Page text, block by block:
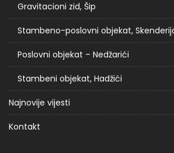
Gravitacioni zid, Šip
Stambeno-poslovni objekat,
Poslovni objekat – Nedžarići
Stambeni objekat, Hadžići
Najnovije vijesti
Kontakt